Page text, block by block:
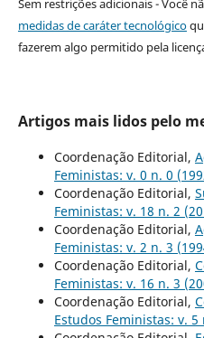
Sem restrições adicionais - Você
medidas de caráter tecnológico
fazerem algo permitido pela
Artigos mais lidos pelo
Coordenação Editorial,
Feministas: v. 0 n. 0
Coordenação Editorial,
Feministas: v. 18 n. 2
Coordenação Editorial,
Feministas: v. 2 n. 3
Coordenação Editorial,
Feministas: v. 16 n. 3
Coordenação Editorial,
Estudos Feministas: v. 5